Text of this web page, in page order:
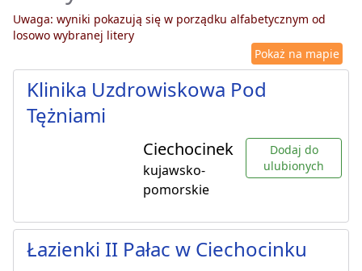
Uwaga: wyniki pokazują się w porządku alfabetycznym od
losowo wybranej litery
Pokaż na mapie
Klinika Uzdrowiskowa Pod
Tężniami
Ciechocinek
kujawsko-
pomorskie
Dodaj do
ulubionych
Łazienki II Pałac w Ciechocinku